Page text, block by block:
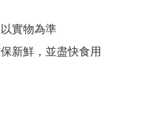
實物為準
新鮮，並盡快食用